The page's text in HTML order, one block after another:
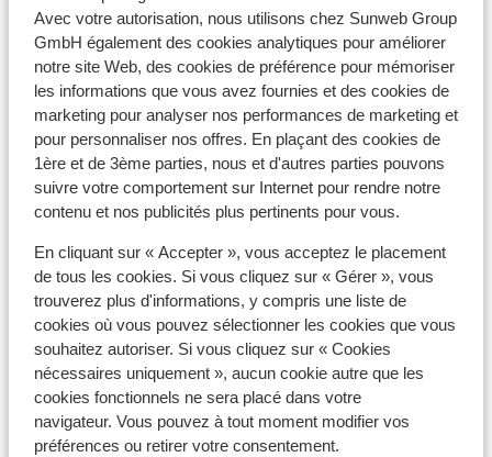
Avec votre autorisation, nous utilisons chez Sunweb Group
GmbH également des cookies analytiques pour améliorer
notre site Web, des cookies de préférence pour mémoriser
les informations que vous avez fournies et des cookies de
marketing pour analyser nos performances de marketing et
pour personnaliser nos offres. En plaçant des cookies de
1ère et de 3ème parties, nous et d'autres parties pouvons
suivre votre comportement sur Internet pour rendre notre
contenu et nos publicités plus pertinents pour vous.
En cliquant sur « Accepter », vous acceptez le placement
de tous les cookies. Si vous cliquez sur « Gérer », vous
trouverez plus d'informations, y compris une liste de
cookies où vous pouvez sélectionner les cookies que vous
souhaitez autoriser. Si vous cliquez sur « Cookies
nécessaires uniquement », aucun cookie autre que les
cookies fonctionnels ne sera placé dans votre
navigateur. Vous pouvez à tout moment modifier vos
préférences ou retirer votre consentement.
Vous devez être en possession d’un passeport ou
d’une carte d’identité en cours de validité. Vos
documents de voyage sont sous votre responsabilité.
Pour plus d'informations :
https://www.diplomatie.gouv.fr/fr/conseils-aux-
voyageurs/
Guide touristique Sunweb :
Dans la région de la Sicile, à Letojanni, Taormina et
Giardini Naxos, un guide Sunweb est présent. Dans la
région de Cefalù, un représentant local anglophone est
disponible.
Dans la région de Calabre, il n'y a pas de guide Sunweb
présent. Vous serez pris en charge par notre
représentant local anglophone.